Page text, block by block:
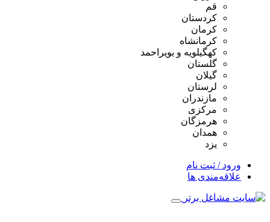
قم
کردستان
کرمان
کرمانشاه
کهگیلویه و بویراحمد
گلستان
گیلان
لرستان
مازندران
مرکزی
هرمزگان
همدان
یزد
ورود / ثبت نام
علاقه‌مندی ها